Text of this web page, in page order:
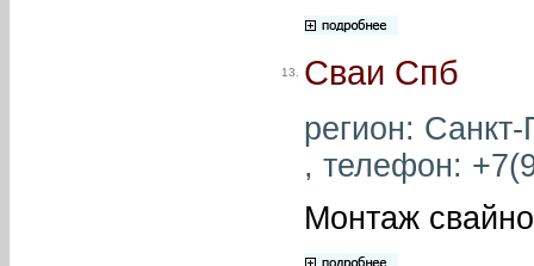
13. Сваи Спб
регион:
, телефон:
Монтаж